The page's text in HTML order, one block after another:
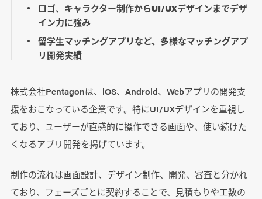
ロゴ、キャラクター制作からUI/UXデザインまでデザ
イン力に強み
留学生マッチングアプリなど、多様なマッチングアプ
リ開発実績
株式会社Pentagonは、iOS、Android、Webアプリの開発支
援をおこなっている企業です。特にUI/UXデザインを重視し
ており、ユーザーが直感的に操作できる画面や、使い続けた
くなるアプリ開発を掲げています。
制作の流れは画面設計、デザイン制作、開発、審査と分かれ
ており、フェーズごとに契約することで、見積もりや工数の